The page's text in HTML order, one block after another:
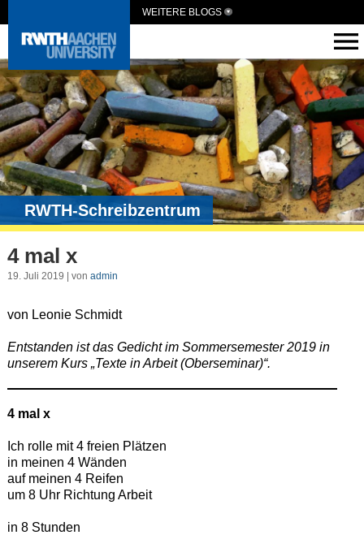
WEITERE BLOGS
RWTH-Schreibzentrum
4 mal x
19. Juli 2019 | von admin
von Leonie Schmidt
Entstanden ist das Gedicht im Sommersemester 2019 in
unserem Kurs „Texte in Arbeit (Oberseminar)“.
4 mal x
Ich rolle mit 4 freien Plätzen
in meinen 4 Wänden
auf meinen 4 Reifen
um 8 Uhr Richtung Arbeit
in 8 Stunden